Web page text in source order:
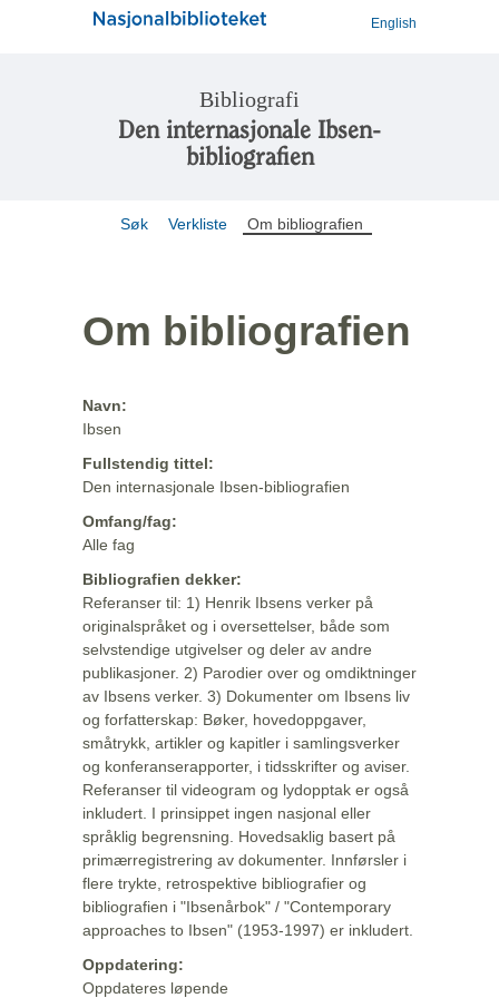
English
Bibliografi
Den internasjonale Ibsen-
bibliografien
Søk Verkliste Om bibliografien
Om bibliografien
Navn:
Ibsen
Fullstendig tittel:
Den internasjonale Ibsen-bibliografien
Omfang/fag:
Alle fag
Bibliografien dekker:
Referanser til: 1) Henrik Ibsens verker på
originalspråket og i oversettelser, både som
selvstendige utgivelser og deler av andre
publikasjoner. 2) Parodier over og omdiktninger
av Ibsens verker. 3) Dokumenter om Ibsens liv
og forfatterskap: Bøker, hovedoppgaver,
småtrykk, artikler og kapitler i samlingsverker
og konferanserapporter, i tidsskrifter og aviser.
Referanser til videogram og lydopptak er også
inkludert. I prinsippet ingen nasjonal eller
språklig begrensning. Hovedsaklig basert på
primærregistrering av dokumenter. Innførsler i
flere trykte, retrospektive bibliografier og
bibliografien i "Ibsenårbok" / "Contemporary
approaches to Ibsen" (1953-1997) er inkludert.
Oppdatering:
Oppdateres løpende